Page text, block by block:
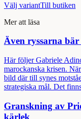
Välj variantTill butiken
Mer att läsa
Även ryssarna
Här följer Gabriele
marockanska krisen.
bild där till synes
strategiska mål. Det
Granskning av
kärlek